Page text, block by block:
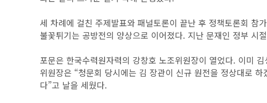
세 차례에 걸친 주제발표와 패널토론이 끝난 후 정책토론회 참
불꽃튀기는 공방전의 양상으로 이어졌다. 지난 문재인 정부 시
포문은 한국수력원자력의 강창호 노조위원장이 열었다. 이미
위원장은 “청문회 당시에는 김 장관이 신규 원전을 정상대로
다”고 날을 세웠다.